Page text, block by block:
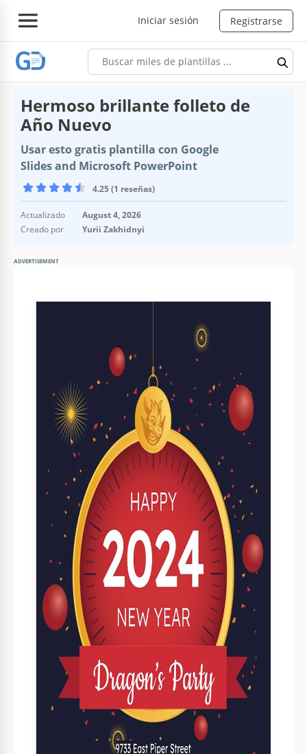
Iniciar sesión Registrarse
Hermoso brillante folleto de
Año Nuevo
Usar esto gratis plantilla con Google
Slides and Microsoft PowerPoint
4.25 (1 reseñas)
Actualizado
August 4, 2026
Creado por
Yurii Zakhidnyi
ADVERTISEMENT